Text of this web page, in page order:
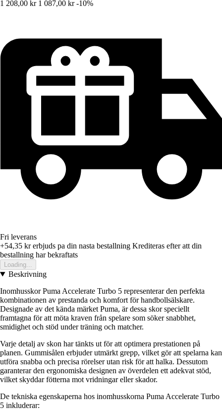
1 208,00 kr 1 087,00 kr -10%
Fri leverans
+54,35 krerbjuds pa din nasta bestallning Krediteras efter att din
bestallning har bekraftats
Loading...
Beskrivning
Inomhusskor Puma Accelerate Turbo 5 representerar den perfekta
kombinationen av prestanda och komfort för handbollsälskare.
Designade av det kända märket Puma, är dessa skor speciellt
framtagna för att möta kraven från spelare som söker snabbhet,
smidighet och stöd under träning och matcher.
Varje detalj av skon har tänkts ut för att optimera prestationen på
planen. Gummisålen erbjuder utmärkt grepp, vilket gör att spelarna kan
utföra snabba och precisa rörelser utan risk för att halka. Dessutom
garanterar den ergonomiska designen av överdelen ett adekvat stöd,
vilket skyddar fötterna mot vridningar eller skador.
De tekniska egenskaperna hos inomhusskorna Puma Accelerate Turbo
5 inkluderar: